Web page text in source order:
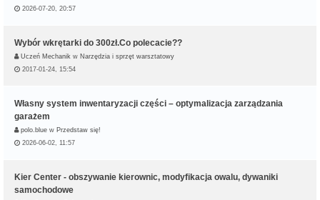
2026-07-20, 20:57
Wybór wkrętarki do 300zł.Co polecacie??
Uczeń Mechanik w Narzędzia i sprzęt warsztatowy
2017-01-24, 15:54
Własny system inwentaryzacji części – optymalizacja zarządzania
garażem
polo.blue w Przedstaw się!
2026-06-02, 11:57
Kier Center - obszywanie kierownic, modyfikacja owalu, dywaniki
samochodowe